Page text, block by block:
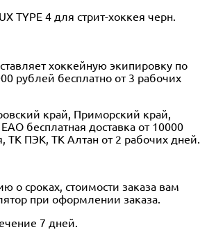
TYPE 4 для стрит-хоккея черн.
хоккейную экипировку по
рублей бесплатно от 3 рабочих
край, Приморский край,
бесплатная доставка от 10000
ТК ПЭК, ТК Алтан от 2 рабочих дней.
о сроках, стоимости заказа вам
при оформлении заказа.
7 дней.